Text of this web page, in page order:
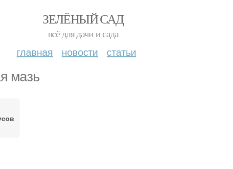
ЗЕЛЁНЫЙ САД
всё для дачи и сада
главная новости статьи
мазь